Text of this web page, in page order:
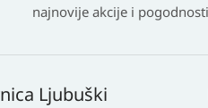
najnovije akcije i
Ljubuški